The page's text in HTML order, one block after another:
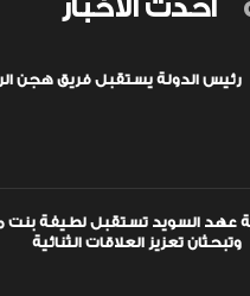
أحدث الأخبار
عهد السويد تستقبل لطيفة بنت